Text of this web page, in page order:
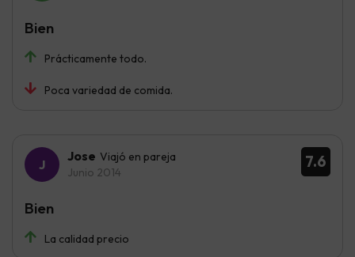
Prácticamente todo.
Poca variedad de comida.
Bien
7.6
Jose Viajó en pareja
Junio 2014
La calidad precio
Bien